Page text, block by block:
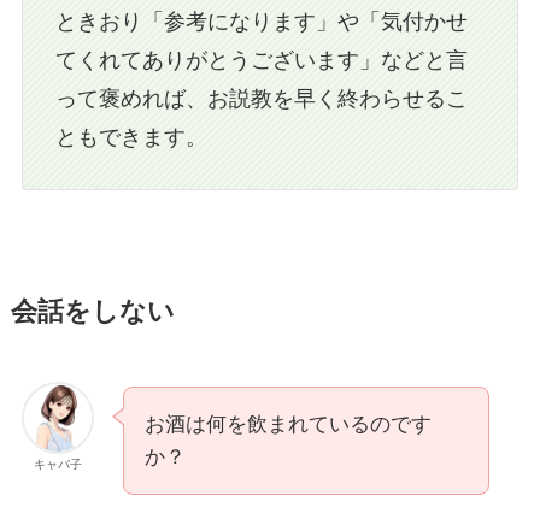
ときおり「参考になります」や「気付かせ
てくれてありがとうございます」などと言
って褒めれば、お説教を早く終わらせるこ
ともできます。
会話をしない
キャバ子
お酒は何を飲まれているのです
か？